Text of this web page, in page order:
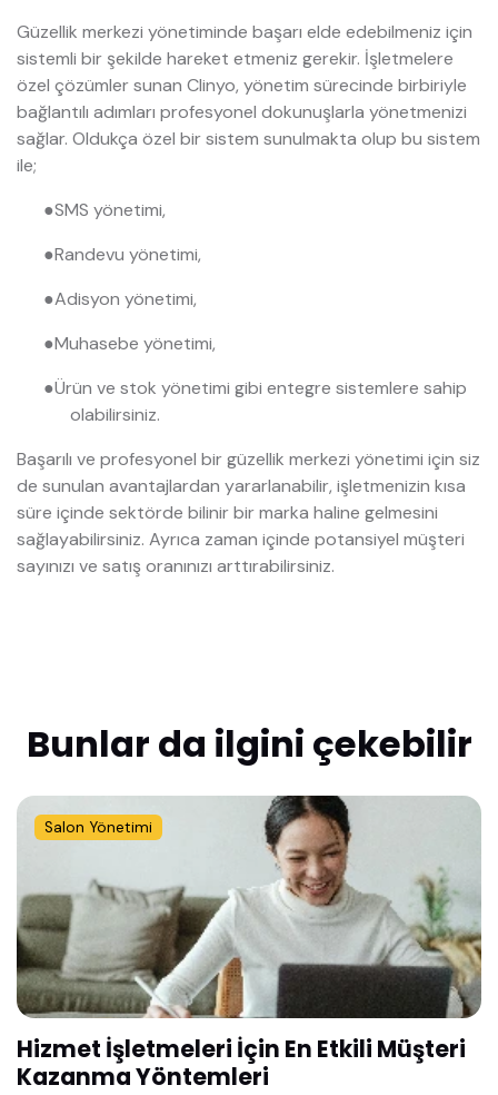
Güzellik merkezi yönetiminde başarı elde edebilmeniz için
sistemli bir şekilde hareket etmeniz gerekir. İşletmelere
özel çözümler sunan Clinyo, yönetim sürecinde birbiriyle
bağlantılı adımları profesyonel dokunuşlarla yönetmenizi
sağlar. Oldukça özel bir sistem sunulmakta olup bu sistem
ile;
●SMS yönetimi,
●Randevu yönetimi,
●Adisyon yönetimi,
●Muhasebe yönetimi,
●Ürün ve stok yönetimi gibi entegre sistemlere sahip
olabilirsiniz.
Başarılı ve profesyonel bir güzellik merkezi yönetimi için siz
de sunulan avantajlardan yararlanabilir, işletmenizin kısa
süre içinde sektörde bilinir bir marka haline gelmesini
sağlayabilirsiniz. Ayrıca zaman içinde potansiyel müşteri
sayınızı ve satış oranınızı arttırabilirsiniz.
Bunlar da ilgini çekebilir
Salon Yönetimi
Hizmet İşletmeleri İçin En Etkili Müşteri
Kazanma Yöntemleri